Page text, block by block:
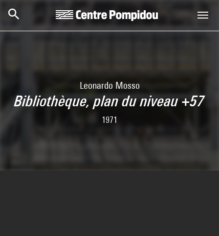
Leonardo Mosso
Bibliothèque, plan du niveau +57
1971